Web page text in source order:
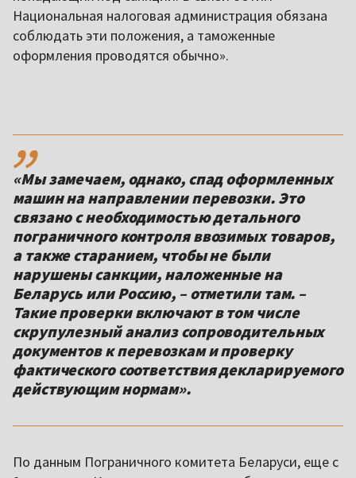
Национальная налоговая администрация обязана
соблюдать эти положения, а таможенные
оформления проводятся обычно».
,,
«Мы замечаем, однако, спад оформленных
машин на направлении перевозки. Это
связано с необходимостью детального
пограничного контроля ввозимых товаров,
а также старанием, чтобы не были
нарушены санкции, наложенные на
Беларусь или Россию, – отметили там. –
Такие проверки включают в том числе
скрупулезный анализ сопроводительных
документов к перевозкам и проверку
фактического соответствия декларируемого
действующим нормам».
По данным Пограничного комитета Беларуси, еще с